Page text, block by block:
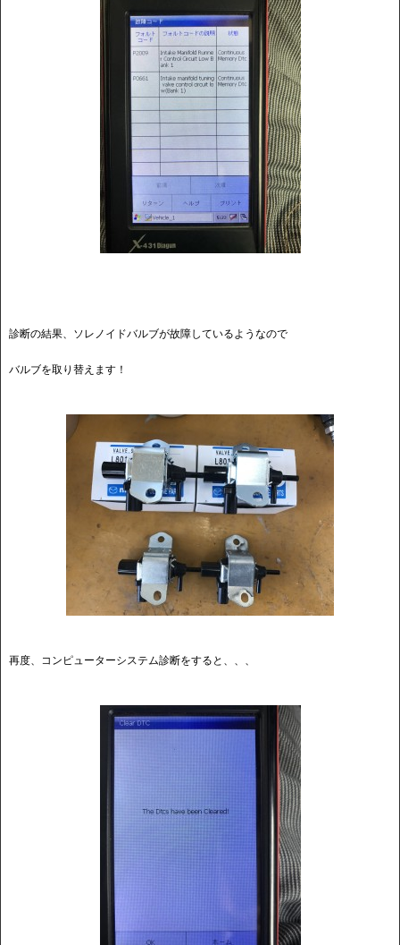
診断の結果、ソレノイドバルブが故障しているようなので
バルブを取り替えます！
再度、コンピューターシステム診断をすると、、、